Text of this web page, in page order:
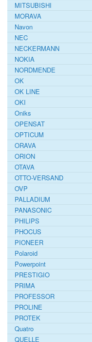
MITSUBISHI
MORAVA
Navon
NEC
NECKERMANN
NOKIA
NORDMENDE
OK
OK LINE
OKI
Oniks
OPENSAT
OPTICUM
ORAVA
ORION
OTAVA
OTTO-VERSAND
OVP
PALLADIUM
PANASONIC
PHILIPS
PHOCUS
PIONEER
Polaroid
Powerpoint
PRESTIGIO
PRIMA
PROFESSOR
PROLINE
PROTEK
Quatro
QUELLE